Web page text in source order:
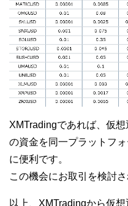
XMTradingであれば、仮
の資金を同一プラットフ
に便利です。
この機会にお取引を検討
以上、XMTradingから仮